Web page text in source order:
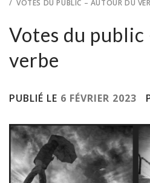
VOTES DU PUBLIC – AUTOUR DU
Votes du
verbe
PUBLIÉ LE 6 FÉVRIER 2023